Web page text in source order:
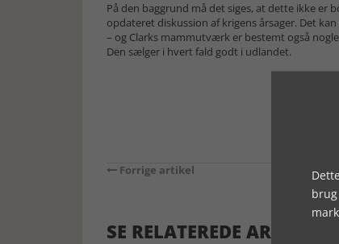
På den baggrund må det siges, at dette ikke er
opdateret diskussion af krigens årsager. Det
– og Clarks mammutværk er bestemt også
Den sælger i hvert fald godt i udlandet.
Forrige artikel
SE RELATEREDE ARTIKLER